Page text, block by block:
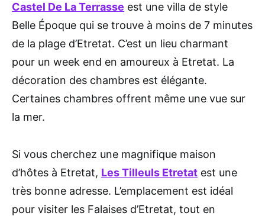
Castel De La Terrasse est une villa de style
Belle Époque qui se trouve à moins de 7 minutes
de la plage d’Etretat. C’est un lieu charmant
pour un week end en amoureux à Etretat. La
décoration des chambres est élégante.
Certaines chambres offrent même une vue sur
la mer.
Si vous cherchez une magnifique maison
d’hôtes à Etretat, Les Tilleuls Etretat est une
très bonne adresse. L’emplacement est idéal
pour visiter les Falaises d’Etretat, tout en